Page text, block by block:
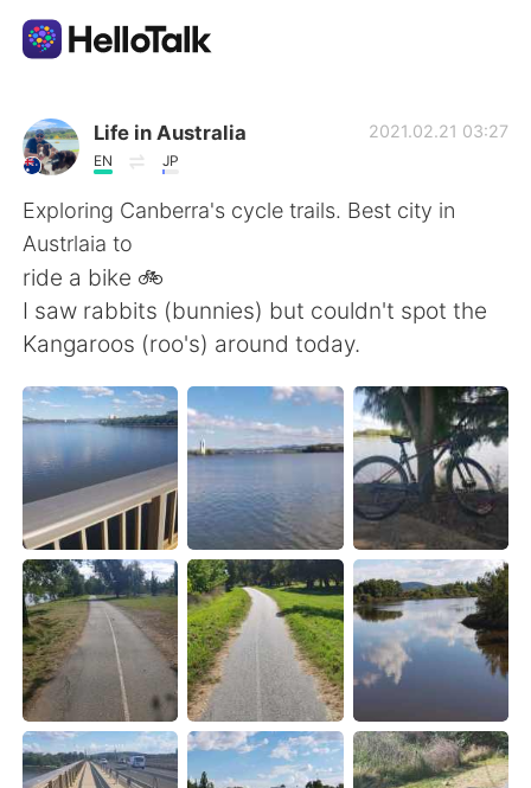
언어 교환 앱
AI Grammar Checker
한국어
English 简体中文
繁體中文 Español
العربية
Deutsch 日本語
Русский ไทย
Indonesia Italiano
Türkçe Tiếng Việt
Português
Life in Australia
EN JP
2021.02.21 03:27
Exploring Canberra's cycle trails. Best city in
Austrlaia to
ride a bike 🚲
I saw rabbits (bunnies) but couldn't spot the
Kangaroos (roo's) around today.